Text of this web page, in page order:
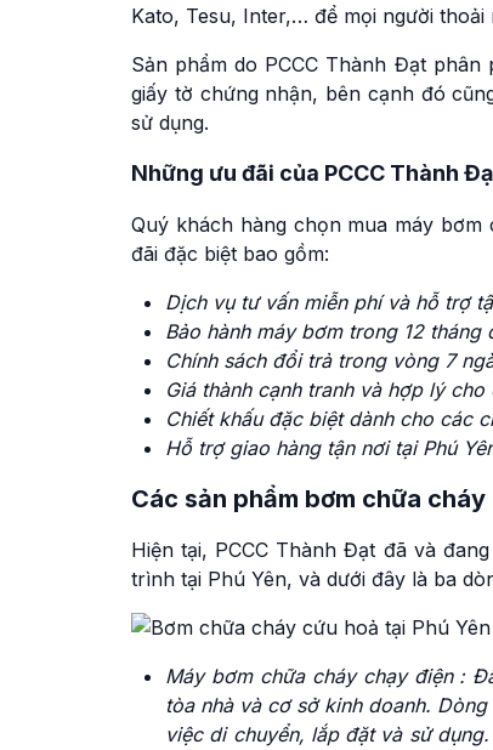
Kato, Tesu, Inter,… để mọi người
Sản phẩm do PCCC Thành Đạt
giấy tờ chứng nhận, bên cạnh đó
sử dụng.
Những ưu đãi của PCCC Thành
Quý khách hàng chọn mua máy
đãi đặc biệt bao gồm:
Dịch vụ tư vấn miễn phí và hỗ trợ
Bảo hành máy bơm trong 12
Chính sách đổi trả trong vòng 7
Giá thành cạnh tranh và hợp lý
Chiết khấu đặc biệt dành cho các
Hỗ trợ giao hàng tận nơi tại Phú
Các sản phẩm bơm chữa
Hiện tại, PCCC Thành Đạt đã và
trình tại Phú Yên, và dưới đây là ba
Máy bơm chữa cháy chạy điện :
tòa nhà và cơ sở kinh doanh.
việc di chuyển, lắp đặt và sử